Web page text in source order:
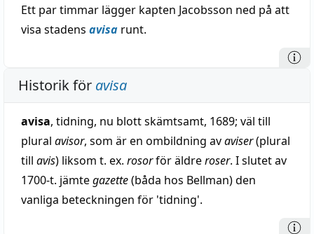
Ett par timmar lägger kapten Jacobsson ned på att
visa stadens avisa runt.
Historik för avisa
avisa, tidning, nu blott skämtsamt, 1689; väl till
plural avisor, som är en ombildning avaviser(plural
till avis) liksom t. ex. rosorför äldreroser. I slutet av
1700-t. jämtegazette(båda hos Bellman) den
vanliga beteckningen för 'tidning'.